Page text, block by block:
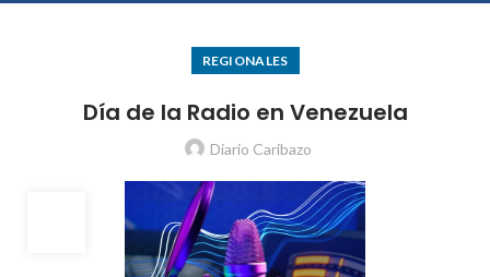
REGIONALES
Día de la Radio en Venezuela
Diario Caribazo